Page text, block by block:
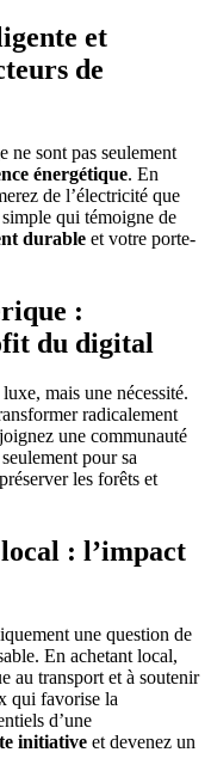
et
de
ne sont pas seulement
énergétique. En
de l’électricité que
simple qui témoigne de
durable et votre porte-
:
du digital
mais une nécessité.
radicalement
une communauté
pour sa
les forêts et
: l’impact
une question de
En achetant local,
au transport et à soutenir
qui favorise la
d’une
initiative et devenez un